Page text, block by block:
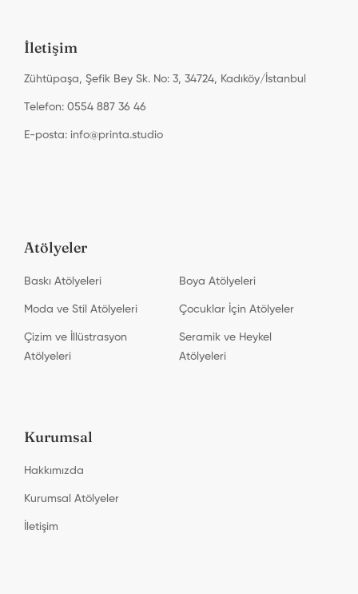
İletişim
Zühtüpaşa, Şefik Bey Sk. No: 3, 34724, Kadıköy/İstanbul
Telefon: 0554 887 36 46
E-posta: info@printa.studio
Atölyeler
Baskı Atölyeleri Boya Atölyeleri
Moda ve Stil Atölyeleri Çocuklar İçin Atölyeler
Çizim ve İllüstrasyon
Atölyeleri
Seramik ve Heykel
Atölyeleri
Kurumsal
Hakkımızda
Kurumsal Atölyeler
İletişim